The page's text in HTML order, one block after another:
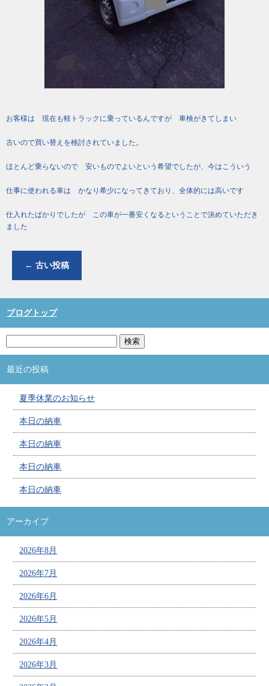
お客様は 現在も軽トラックに乗っているんですが 車検がきてしまい
古いので買い替えを検討されていました。
ほとんど乗らないので 安いものでよいという希望でしたが、今はこういう
仕事に使われる車は かなり希少になってきており、全体的には高いです
仕入れたばかりでしたが この車が一番安くなるということで決めていただき
ました
← 古い投稿
ブログトップ
最近の投稿
夏季休業のお知らせ
本日の納車
本日の納車
本日の納車
本日の納車
アーカイブ
2026年8月
2026年7月
2026年6月
2026年5月
2026年4月
2026年3月